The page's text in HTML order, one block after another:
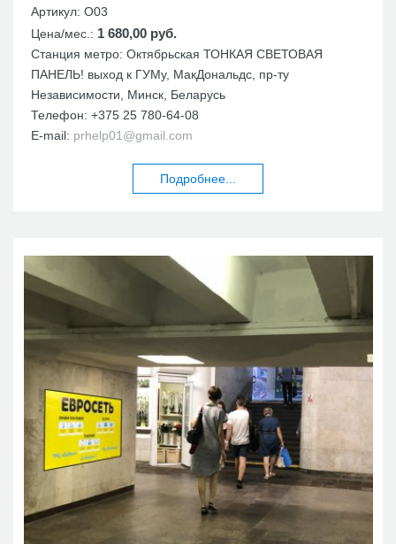
Артикул: О03
Цена/мес.: 1 680,00 руб.
Станция метро: Октябрьская ТОНКАЯ СВЕТОВАЯ
ПАНЕЛЬ! выход к ГУМу, МакДональдс, пр-ту
Независимости, Минск, Беларусь
Телефон: +375 25 780-64-08
E-mail: prhelp01@gmail.com
Подробнее...